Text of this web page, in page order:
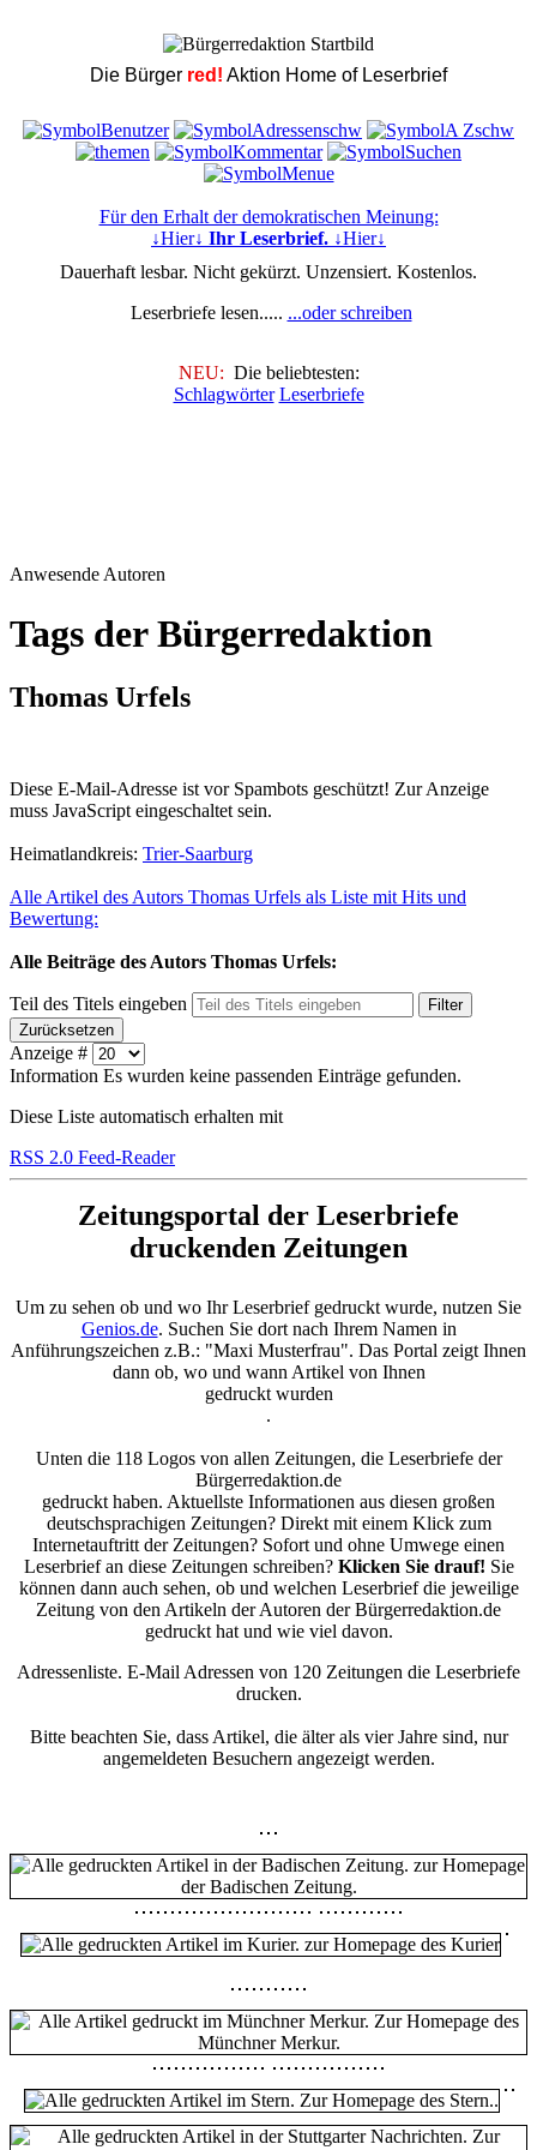
Die Bürger red! Aktion Home of Leserbrief
Für den Erhalt der demokratischen Meinung:
↓Hier↓ Ihr Leserbrief. ↓Hier↓
Dauerhaft lesbar. Nicht gekürzt. Unzensiert. Kostenlos.
Leserbriefe lesen..... ...oder schreiben
NEU: Die beliebtesten:
Schlagwörter Leserbriefe
Anwesende Autoren
Tags der Bürgerredaktion
Thomas Urfels
Diese E-Mail-Adresse ist vor Spambots geschützt! Zur Anzeige
muss JavaScript eingeschaltet sein.
Heimatlandkreis: Trier-Saarburg
Alle Artikel des Autors Thomas Urfels als Liste mit Hits und
Bewertung:
Alle Beiträge des Autors Thomas Urfels:
Teil des Titels eingeben
Filter
Zurücksetzen
Anzeige #
Information Es wurden keine passenden Einträge gefunden.
Diese Liste automatisch erhalten mit
RSS 2.0 Feed-Reader
Zeitungsportal der Leserbriefe
druckenden Zeitungen
Um zu sehen ob und wo Ihr Leserbrief gedruckt wurde, nutzen Sie
Genios.de. Suchen Sie dort nach Ihrem Namen in
Anführungszeichen z.B.: "Maxi Musterfrau". Das Portal zeigt Ihnen
dann ob, wo und wann Artikel von Ihnen
gedruckt wurden
.
Unten die 118 Logos von allen Zeitungen, die Leserbriefe der
Bürgerredaktion.de
gedruckt haben. Aktuellste Informationen aus diesen großen
deutschsprachigen Zeitungen? Direkt mit einem Klick zum
Internetauftritt der Zeitungen? Sofort und ohne Umwege einen
Leserbrief an diese Zeitungen schreiben? Klicken Sie drauf! Sie
können dann auch sehen, ob und welchen Leserbrief die jeweilige
Zeitung von den Artikeln der Autoren der Bürgerredaktion.de
gedruckt hat und wie viel davon.
Adressenliste. E-Mail Adressen von 120 Zeitungen die Leserbriefe
drucken.
Bitte beachten Sie, dass Artikel, die älter als vier Jahre sind, nur
angemeldeten Besuchern angezeigt werden.